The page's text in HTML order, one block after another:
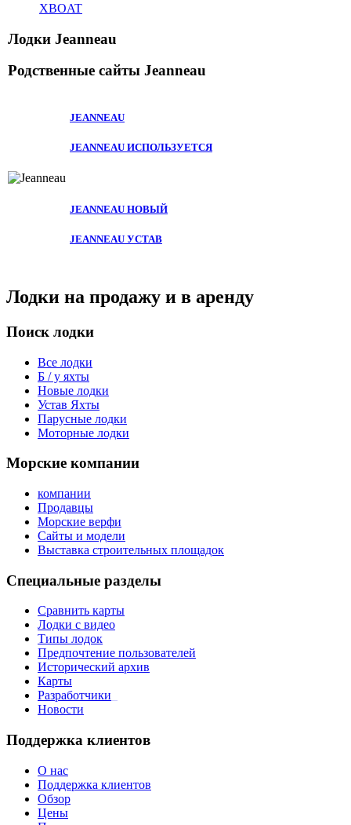
XBOAT
Лодки Jeanneau
Родственные сайты Jeanneau
JEANNEAU
JEANNEAU ИСПОЛЬЗУЕТСЯ
JEANNEAU НОВЫЙ
JEANNEAU УСТАВ
Лодки на продажу и в аренду
Поиск лодки
Все лодки
Б / у яхты
Новые лодки
Устав Яхты
Парусные лодки
Моторные лодки
Морские компании
компании
Продавцы
Морские верфи
Сайты и модели
Выставка строительных площадок
Специальные разделы
Сравнить карты
Лодки с видео
Типы лодок
Предпочтение пользователей
Исторический архив
Карты
Разработчики
Новости
Поддержка клиентов
О нас
Поддержка клиентов
Обзор
Цены